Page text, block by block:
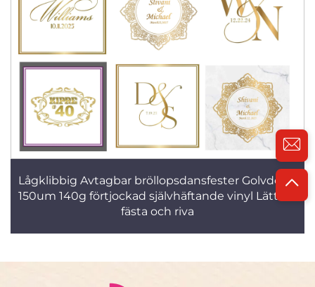
Lågklibbig Avtagbar bröllopsdansfester Golvdekal
150um 140g förtjockad självhäftande vinyl Lätt att
fästa och riva